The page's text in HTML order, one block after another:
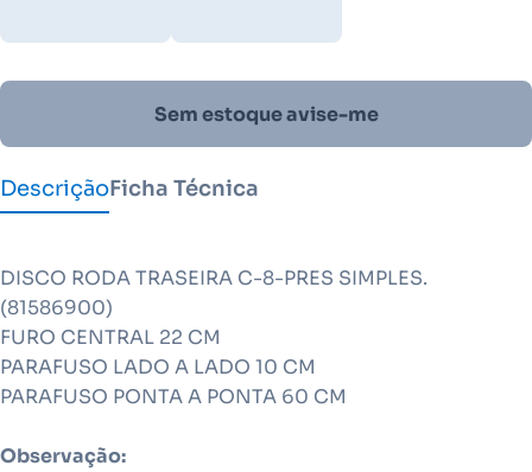
Sem estoque avise-me
DescriçãoFicha Técnica
DISCO RODA TRASEIRA C-8-PRES SIMPLES.
(81586900)
FURO CENTRAL 22 CM
PARAFUSO LADO A LADO 10 CM
PARAFUSO PONTA A PONTA 60 CM
Observação: